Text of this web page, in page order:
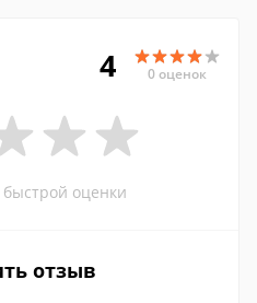
4 0 оценок
оценки
отзыв